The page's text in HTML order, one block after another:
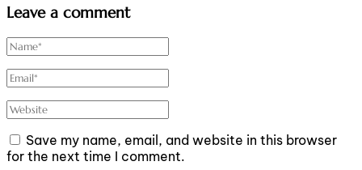
Leave a comment
Save my name, email, and website in this browser
for the next time I comment.